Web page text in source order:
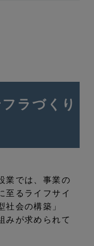
ラづくり
業では、事業の
至るライフサイ
社会の構築」
みが求められて